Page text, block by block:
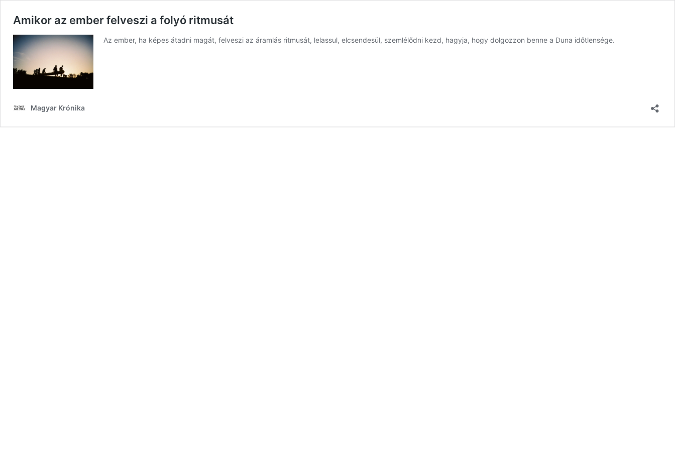
Amikor az ember felveszi a folyó ritmusát
Az ember, ha képes átadni magát, felveszi az áramlás ritmusát, lelassul, elcsendesül, szemlélődni kezd, hagyja, hogy dolgozzon benne a Duna időtlensége.
Magyar Krónika